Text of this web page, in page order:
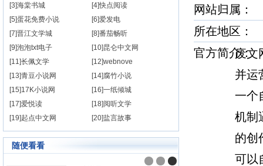
[3]海棠书城
[4]快点阅读
[5]蛋花免费小说
[6]爱发电
[7]晋江文学城
[8]番茄畅听
[9]泡泡txt电子
[10]昆仑中文网
[11]长佩文学
[12]webnove
[13]青豆小说网
[14]腐竹小说
[15]17K小说网
[16]一纸倾城
[17]爱悦读
[18]阅听文学
[19]起点中文网
[20]盐言故事
随便看看
网站归属
所在地
官方简介
废文
并运
一个
机制
的创
可以